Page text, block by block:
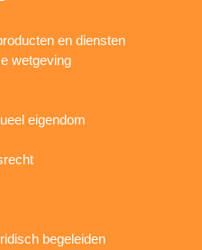
en diensten
wetgeving
eigendom
begeleiden